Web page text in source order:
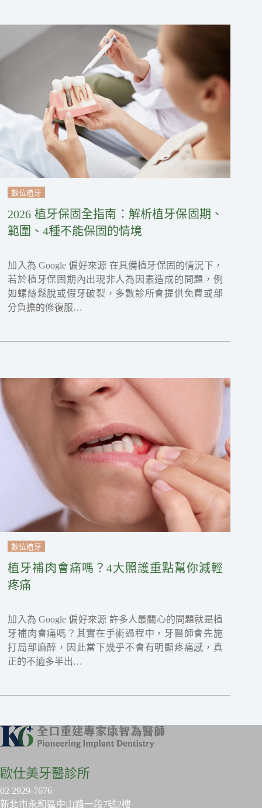
數位植牙
2026 植牙保固全指南：解析植牙保固期、
範圍、4種不能保固的情境
加入為 Google 偏好來源 在具備植牙保固的情況下，
若於植牙保固期內出現非人為因素造成的問題，例
如螺絲鬆脫或假牙破裂，多數診所會提供免費或部
分負擔的修復服…
數位植牙
植牙補肉會痛嗎？4大照護重點幫你減輕
疼痛
加入為 Google 偏好來源 許多人最關心的問題就是植
牙補肉會痛嗎？其實在手術過程中，牙醫師會先施
打局部麻醉，因此當下幾乎不會有明顯疼痛感，真
正的不適多半出…
歐仕美牙醫診所
02 2929-7676
新北市永和區中山路一段7號2樓